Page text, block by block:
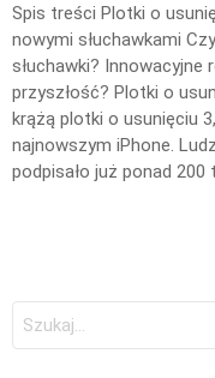
Spis treści Plotki o
nowymi słuchawkami
słuchawki? Innowacyjne
przyszłość? Plotki o
krążą plotki o usunięciu
najnowszym iPhone.
podpisało już ponad 200